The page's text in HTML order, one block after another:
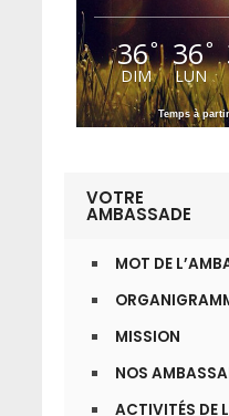
36°
DIM
36°
LUN
Temps à
VOTRE
AMBASSADE
MOT DE
MISSION
NOS
ACTIVITÉS DE